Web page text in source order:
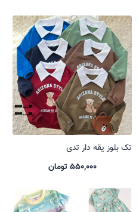
تک بلوز یقه دار تدی
550,000 تومان